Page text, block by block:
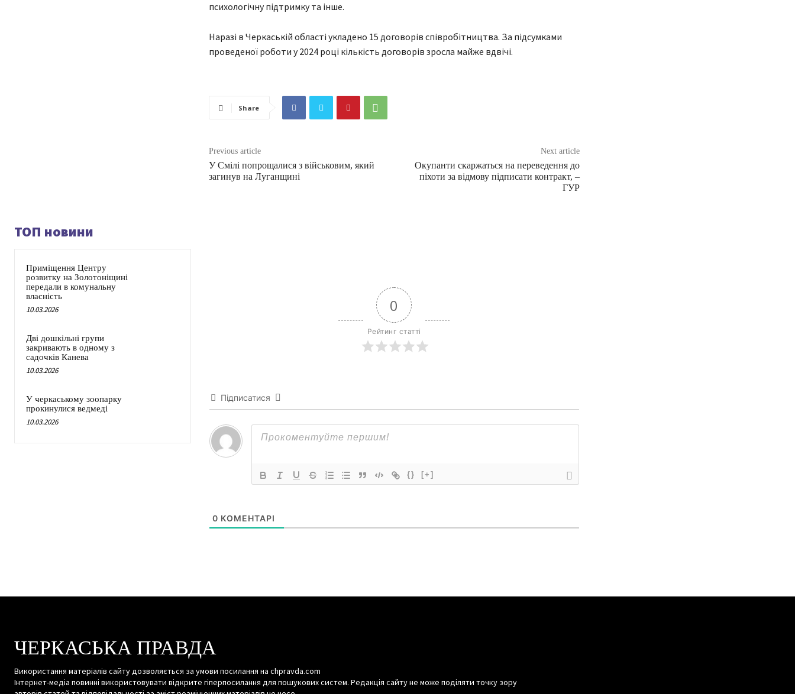
психологічну підтримку та інше.
Наразі в Черкаській області укладено 15 договорів співробітництва. За підсумками
проведеної роботи у 2024 році кількість договорів зросла майже вдвічі.
Share
Previous article
У Смілі попрощалися з військовим, який
загинув на Луганщині
Next article
Окупанти скаржаться на переведення до
піхоти за відмову підписати контракт, –
ГУР
ТОП новини
Приміщення Центру
розвитку на Золотоніщині
передали в комунальну
власність
10.03.2026
Дві дошкільні групи
закривають в одному з
садочків Канева
10.03.2026
У черкаському зоопарку
прокинулися ведмеді
10.03.2026
0
Рейтинг статті
Підписатися
{} [+]
0 КОМЕНТАРІ
ЧЕРКАСЬКА ПРАВДА
Використання матеріалів сайту дозволяється за умови посилання на chpravda.com
Інтернет-медіа повинні використовувати відкрите гіперпосилання для пошукових систем. Редакція сайту не може поділяти точку зору